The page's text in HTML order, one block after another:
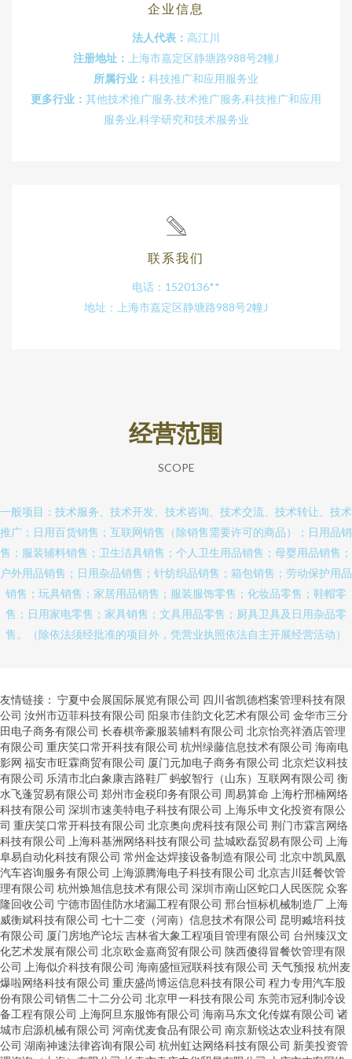
企业信息
法人代表： 高江川
注册地址：
上海市嘉定区静塘路988号2幢J
所属行业： 科技推广和应用服务业
更多行业： 其他技术推广服务,技术推广服务,科技推广和应用
服务业,科学研究和技术服务业
联系我们
电话：1520136**
地址：上海市嘉定区静塘路988号2幢J
经营范围
SCOPE
一般项目：技术服务、技术开发、技术咨询、技术交流、技术转让、技术
推广；日用百货销售；互联网销售（除销售需要许可的商品）；日用品销
售；服装辅料销售；卫生洁具销售；个人卫生用品销售；母婴用品销售；
户外用品销售；日用杂品销售；针纺织品销售；箱包销售；劳动保护用品
销售；玩具销售；家居用品销售；服装服饰零售；化妆品零售；鞋帽零
售；日用家电零售；家具销售；文具用品零售；厨具卫具及日用杂品零
售。（除依法须经批准的项目外，凭营业执照依法自主开展经营活动）
友情链接： 宁夏中会展国际展览有限公司 四川省凯德档案管理科技有限
公司 汝州市迈菲科技有限公司 阳泉市佳韵文化艺术有限公司 金华市三分
田电子商务有限公司 长春棋帝豪服装辅料有限公司 北京怡亮祥酒店管理
有限公司 重庆笑口常开科技有限公司 杭州绿藤信息技术有限公司 海南电
影网 福安市旺霖商贸有限公司 厦门元加电子商务有限公司 北京烂议科技
有限公司 乐清市北白象康吉路鞋厂蚂蚁智行（山东）互联网有限公司 衡
水飞蓬贸易有限公司 郑州市金税印务有限公司 周易算命 上海柠邢楠网络
科技有限公司 深圳市速美特电子科技有限公司
上海乐申文化投资有限公
司 重庆笑口常开科技有限公司 北京奥向虎科技有限公司 荆门市霖言网络
科技有限公司
上海科基洲网络科技有限公司 盐城欧磊贸易有限公司
上海
阜易自动化科技有限公司 常州金达焊接设备制造有限公司 北京中凯凤凰
汽车咨询服务有限公司
上海源腾海电子科技有限公司 北京吉川廷餐饮管
理有限公司 杭州焕旭信息技术有限公司 深圳市南山区蛇口人民医院 众客
隆回收公司 宁德市固佳防水堵漏工程有限公司 邢台恒标机械制造厂 上海
威衡斌科技有限公司 七十二变（河南）信息技术有限公司 昆明臧培科技
有限公司 厦门房地产论坛吉林省大象工程项目管理有限公司 台州臻汉文
化艺术发展有限公司 北京欧金嘉商贸有限公司 陕西傻得冒餐饮管理有限
公司
上海似介科技有限公司 海南盛恒冠联科技有限公司 天气预报 杭州麦
爆啦网络科技有限公司 重庆盛尚博运信息科技有限公司 程力专用汽车股
份有限公司销售二十二分公司 北京甲一科技有限公司 东莞市冠利制冷设
备工程有限公司
上海阿旦东服饰有限公司 海南马东文化传媒有限公司 诸
城市启源机械有限公司 河南优麦食品有限公司 南京新锐达农业科技有限
公司 湖南神速法律咨询有限公司 杭州虹达网络科技有限公司 新美投资管